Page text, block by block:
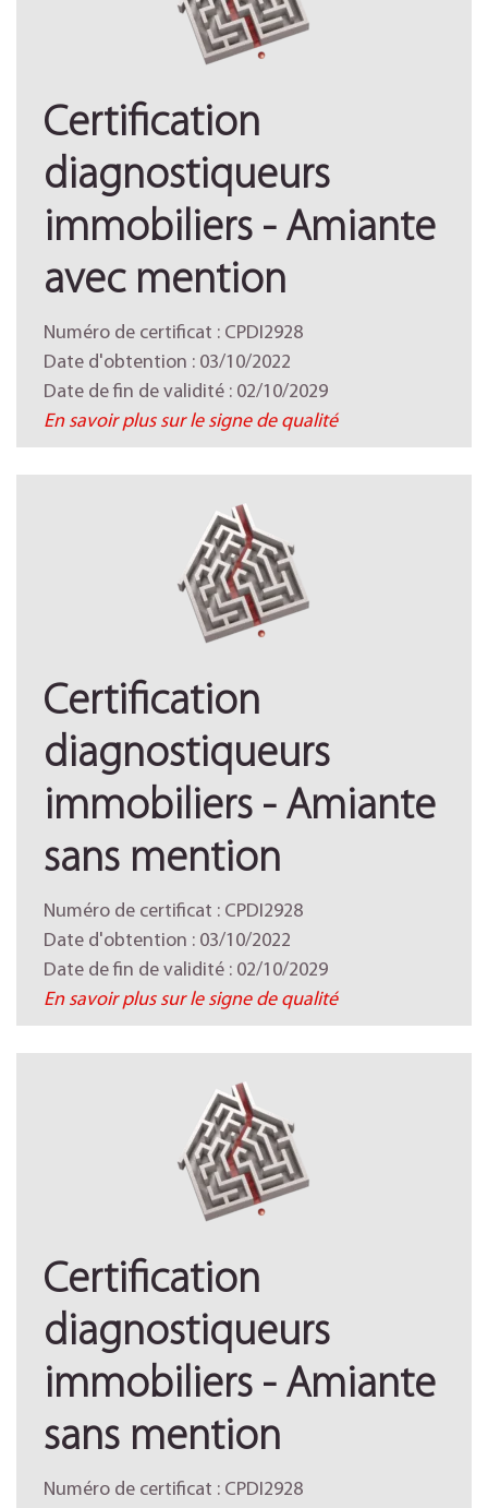
Certification
diagnostiqueurs
immobiliers - Amiante
avec mention
Numéro de certificat : CPDI2928
Date d'obtention : 03/10/2022
Date de fin de validité : 02/10/2029
En savoir plus sur le signe de qualité
Certification
diagnostiqueurs
immobiliers - Amiante
sans mention
Numéro de certificat : CPDI2928
Date d'obtention : 03/10/2022
Date de fin de validité : 02/10/2029
En savoir plus sur le signe de qualité
Certification
diagnostiqueurs
immobiliers - Amiante
sans mention
Numéro de certificat : CPDI2928